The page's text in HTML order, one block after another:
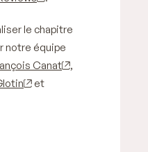
le chapitre
notre équipe
Canat
,
et